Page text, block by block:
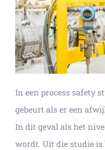
In een process safety
gebeurt als er een
In dit geval als het
wordt. Uit die studie is